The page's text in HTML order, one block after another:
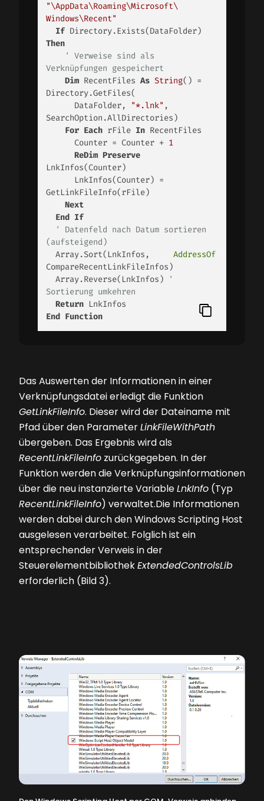
"\AppData\Roaming\Microsoft\
Windows\Recent"
If
Then
' Verweise sind als
Verknüpfungen gespeichert
Dim RecentFiles As String() =
Directory.GetFiles(
      DataFolder,
"*.lnk" ,
SearchOption.AllDirectories)
For Each rFile In RecentFiles
      Counter = Counter +
1
ReDim Preserve
LnkInfos(Counter)
GetLinkFileInfo(rFile)
Next
End If
' Datenfeld nach Datum sortieren
(aufsteigend)
  Array.Sort(LnkInfos,
AddressOf
CompareRecentLinkFileInfos)
  Array.Reverse(LnkInfos)
'
Sortierung umkehren
Return
End Function
Das Auswerten der Informationen in einer
Verknüpfungsdatei erledigt die Funktion
GetLinkFileInfo. Dieser wird der Dateiname mit
Pfad über den ParameterLinkFileWithPath
übergeben. Das Ergebnis wird als
RecentLinkFileInfo zurückgegeben. In der
Funktion werden die Verknüpfungsinformationen
über die neu instanzierte VariableLnkInfo (Typ
RecentLinkFileInfo) verwaltet.Die Informationen
werden dabei durch den Windows Scripting Host
ausgelesen verarbeitet. Folglich ist ein
entsprechender Verweis in der
SteuerelementbibliothekExtendedControlsLib
erforderlich (Bild 3).